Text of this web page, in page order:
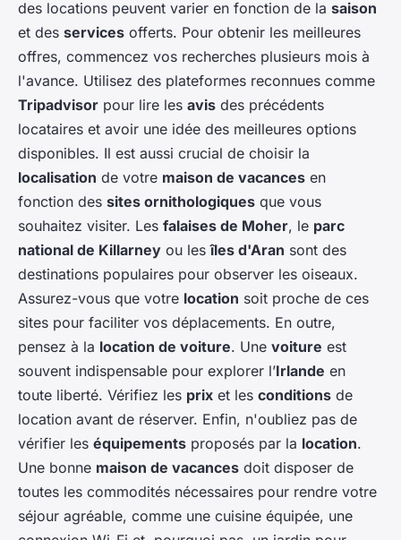
des locations peuvent varier en fonction de la saison
et des services offerts. Pour obtenir les meilleures
offres, commencez vos recherches plusieurs mois à
l'avance. Utilisez des plateformes reconnues comme
Tripadvisor pour lire les avis des précédents
locataires et avoir une idée des meilleures options
disponibles. Il est aussi crucial de choisir la
localisation de votre maison de vacances en
fonction des sites ornithologiques que vous
souhaitez visiter. Les falaises de Moher, le parc
national de Killarney ou lesîles d'Aran sont des
destinations populaires pour observer les oiseaux.
Assurez-vous que votre location soit proche de ces
sites pour faciliter vos déplacements. En outre,
pensez à la location de voiture. Une voiture est
souvent indispensable pour explorer l’Irlande en
toute liberté. Vérifiez les prix et les conditions de
location avant de réserver. Enfin, n'oubliez pas de
vérifier les équipements proposés par la location.
Une bonne maison de vacances doit disposer de
toutes les commodités nécessaires pour rendre votre
séjour agréable, comme une cuisine équipée, une